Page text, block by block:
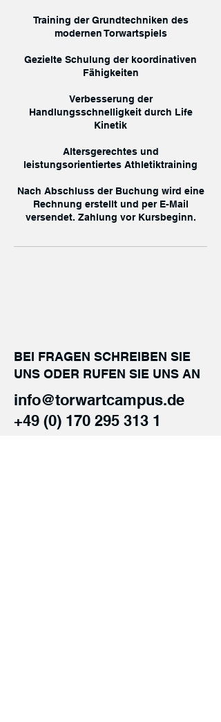
Training der Grundtechniken des
modernen Torwartspiels
Gezielte Schulung der koordinativen
Fähigkeiten
Verbesserung der
Handlungsschnelligkeit durch Life
Kinetik
Altersgerechtes und
leistungsorientiertes Athletiktraining
Nach Abschluss der Buchung wird eine
Rechnung erstellt und per E-Mail
versendet. Zahlung vor Kursbeginn.
BEI FRAGEN SCHREIBEN SIE
UNS ODER RUFEN SIE UNS AN
info@torwartcampus.de
+49 (0) 170 295 313 1